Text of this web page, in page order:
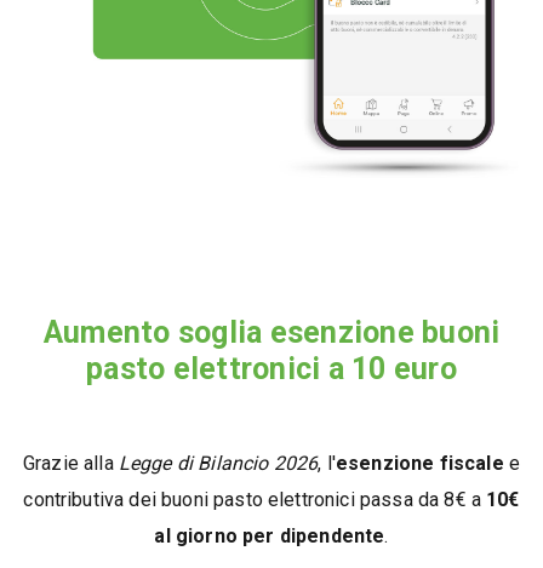
Aumento soglia esenzione buoni
pasto elettronici a 10 euro
Grazie alla Legge di Bilancio 2026, l'esenzione fiscale e
contributiva dei buoni pasto elettronici passa da 8€ a 10€
al giorno per dipendente.